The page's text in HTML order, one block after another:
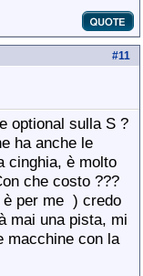
#11
optional sulla S ?
ha anche le
cinghia, è molto
che costo ???
per me ) credo
mai una pista, mi
macchine con la